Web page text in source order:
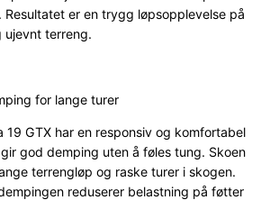
Resultatet er en trygg løpsopplevelse på
ujevnt terreng.
for lange turer
19 GTX har en responsiv og komfortabel
gir god demping uten å føles tung. Skoen
terrengløp og raske turer i skogen.
reduserer belastning på føtter